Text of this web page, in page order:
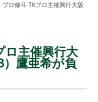
プロ修斗 TKプロ主催興行大阪
ロ主催興行大
鷹亜希が負